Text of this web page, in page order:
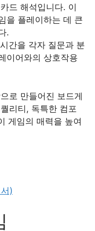
드 해석입니다. 이
을 플레이하는 데 큰
.
간을 각자 질문과 분
이어와의 상호작용
로 만들어진 보드게
리티, 독특한 컴포
게임의 매력을 높여
)